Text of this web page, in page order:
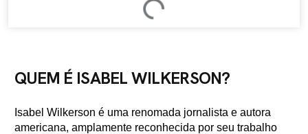
QUEM É ISABEL WILKERSON?
Isabel Wilkerson é uma renomada jornalista e autora
americana, amplamente reconhecida por seu trabalho